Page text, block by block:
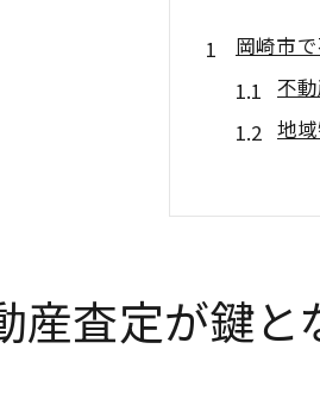
岡崎市
不
地
岡
正
高額売
高
産査定が鍵と